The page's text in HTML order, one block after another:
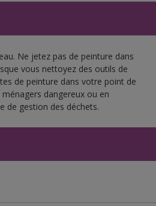
Ne jetez pas de peinture dans
vous nettoyez des outils de
de peinture dans votre point de
dangereux ou en
de gestion des déchets.